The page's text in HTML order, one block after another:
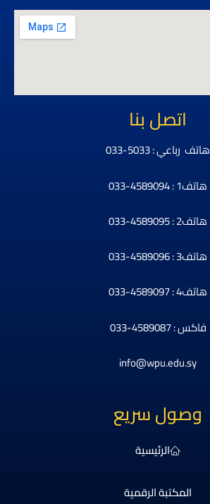
اتصل بنا
هاتف رباعي : 5033-033
هاتف1 : 4589094-033
هاتف2 : 4589095-033
هاتف3 : 4589096-033
هاتف4 : 4589097-033
فاكس : 4589087-033
info@wpu.edu.sy
وصول سريع
الرئيسية
المكتبة الرقمية